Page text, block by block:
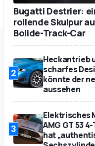
Bugatti Destrier:
rollende Skulpur
Bolide-Track-Car
2
Heckantrieb
scharfes
könnte der
aussehen
3
Elektrisches
AMG GT 53
hat